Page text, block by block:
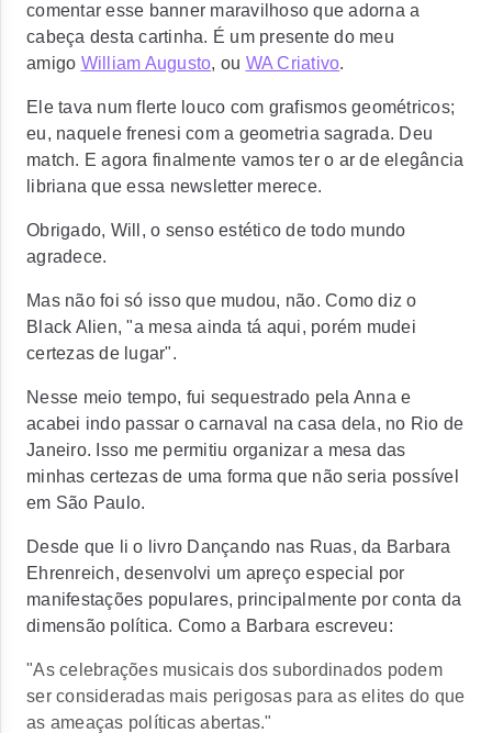
comentar esse banner maravilhoso que adorna a
cabeça desta cartinha. É um presente do meu
amigo William Augusto, ou WA Criativo.
Ele tava num flerte louco com grafismos geométricos;
eu, naquele frenesi com a geometria sagrada. Deu
match. E agora finalmente vamos ter o ar de elegância
libriana que essa newsletter merece.
Obrigado, Will, o senso estético de todo mundo
agradece.
Mas não foi só isso que mudou, não. Como diz o
Black Alien, "a mesa ainda tá aqui, porém mudei
certezas de lugar".
Nesse meio tempo, fui sequestrado pela Anna e
acabei indo passar o carnaval na casa dela, no Rio de
Janeiro. Isso me permitiu organizar a mesa das
minhas certezas de uma forma que não seria possível
em São Paulo.
Desde que li o livro Dançando nas Ruas, da Barbara
Ehrenreich, desenvolvi um apreço especial por
manifestações populares, principalmente por conta da
dimensão política. Como a Barbara escreveu:
"As celebrações musicais dos subordinados podem
ser consideradas mais perigosas para as elites do que
as ameaças políticas abertas."